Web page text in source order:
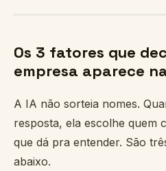
Os 3 fatores que
empresa aparece
A IA não sorteia nomes.
resposta, ela escolhe quem
que dá pra entender. São
abaixo.